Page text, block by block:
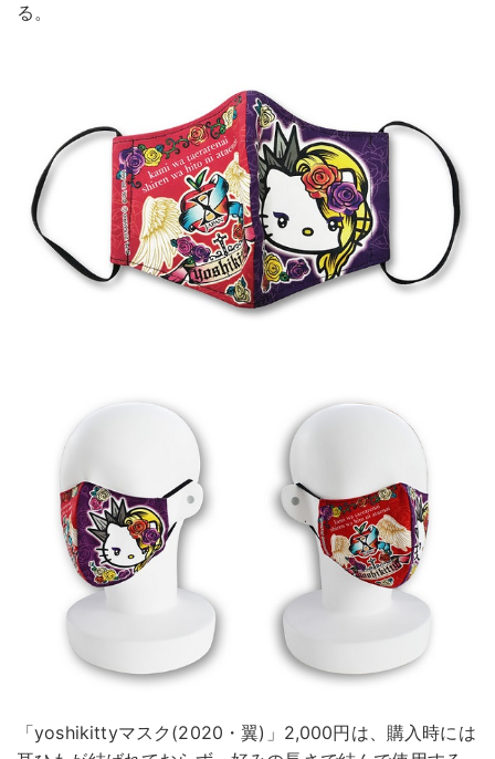
る。
「yoshikittyマスク(2020・翼)」2,000円は、購入時には